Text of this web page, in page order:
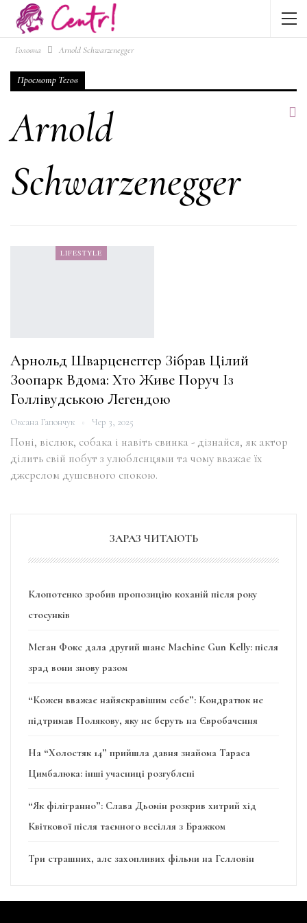
Головна Arnold Schwarzenegger
Просмотр Тегов
Arnold
Schwarzenegger
LIFESTYLE
Арнольд Шварценеггер Зібрав Цілий
Зоопарк Вдома: Хто Живе Поруч Із
Голлівудською Легендою
Оксана Гапончук Чер 3, 2025
Поні, віслюк, собака і навіть свинка - дізнайся, як актор
ділить свій побут з улюбленцями та чому вважає їх
джерелом душевного спокою.
ЗАРАЗ ЧИТАЮТЬ
Клопотенко зробив пропозицію коханій після року
стосунків
Меган Фокс дала другий шанс Machine Gun Kelly: після
зрад вони знову разом
“Кожен вважає найяскравішим себе”: Кондратюк не
підтримав Полякову, яку не беруть на Євробачення
На “Холостяк 14” прийшла давня знайома Тараса
Цимбалюка: інші учасниці розгублені
“Як філігранно”: Слава Дьомін розкрив хитрий хід
Квіткової після таємного весілля з Бражком
Три страшних, але захопливих фільми на Гелловін